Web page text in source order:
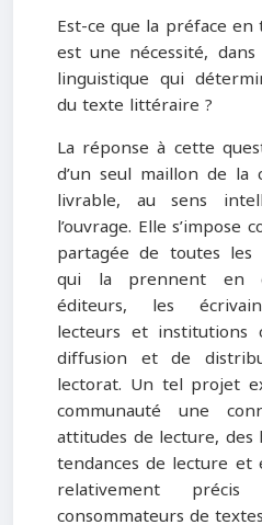
Est-ce que la préface
est une nécessité,
linguistique qui
du texte littéraire ?
La réponse à cette
d’un seul maillon de
livrable, au sens
l’ouvrage. Elle
partagée de toutes
qui la prennent en
éditeurs, les
lecteurs et institutions
diffusion et de
lectorat. Un tel projet
communauté une
attitudes de lecture,
tendances de lecture
relativement
consommateurs de